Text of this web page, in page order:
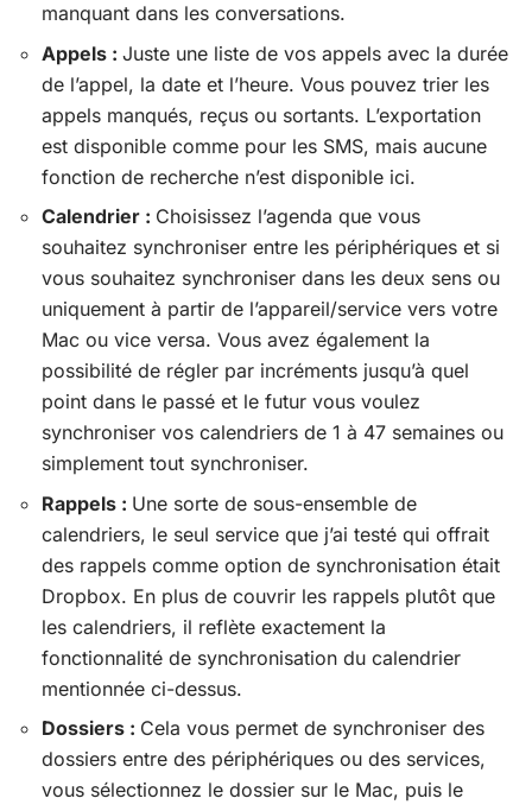
manquant dans les conversations.
Appels : Juste une liste de vos appels avec la durée
de l’appel, la date et l’heure. Vous pouvez trier les
appels manqués, reçus ou sortants. L’exportation
est disponible comme pour les SMS, mais aucune
fonction de recherche n’est disponible ici.
Calendrier : Choisissez l’agenda que vous
souhaitez synchroniser entre les périphériques et si
vous souhaitez synchroniser dans les deux sens ou
uniquement à partir de l’appareil/service vers votre
Mac ou vice versa. Vous avez également la
possibilité de régler par incréments jusqu’à quel
point dans le passé et le futur vous voulez
synchroniser vos calendriers de 1 à 47 semaines ou
simplement tout synchroniser.
Rappels : Une sorte de sous-ensemble de
calendriers, le seul service que j’ai testé qui offrait
des rappels comme option de synchronisation était
Dropbox. En plus de couvrir les rappels plutôt que
les calendriers, il reflète exactement la
fonctionnalité de synchronisation du calendrier
mentionnée ci-dessus.
Dossiers : Cela vous permet de synchroniser des
dossiers entre des périphériques ou des services,
vous sélectionnez le dossier sur le Mac, puis le